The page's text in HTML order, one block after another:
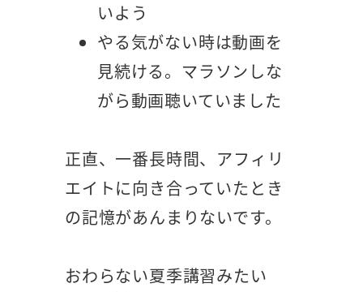
いよう
やる気がない時は動画を
見続ける。マラソンしな
がら動画聴いていました
正直、一番長時間、アフィリ
エイトに向き合っていたとき
の記憶があんまりないです。
おわらない夏季講習みたい